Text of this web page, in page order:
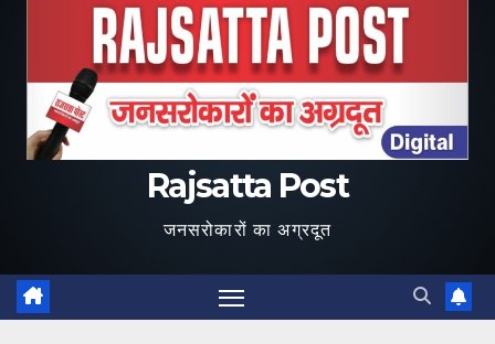
Rajsatta Post
जनसरोकारों का अग्रदूत